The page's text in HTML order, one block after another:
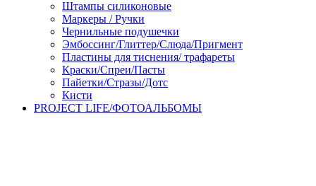
Штампы силиконовые
Маркеры / Ручки
Чернильные подушечки
Эмбоссинг/Глиттер/Слюда/Пригмент
Пластины для тиснения/ трафареты
Краски/Спреи/Пасты
Пайетки/Стразы/Дотс
Кисти
PROJECT LIFE/ФОТОАЛЬБОМЫ